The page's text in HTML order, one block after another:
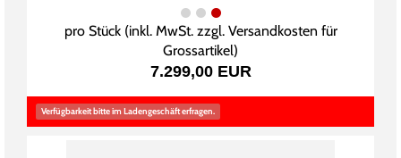
pro Stück (inkl. MwSt. zzgl. Versandkosten für
Grossartikel)
7.299,00 EUR
Verfügbarkeit bitte im Ladengeschäft erfragen.